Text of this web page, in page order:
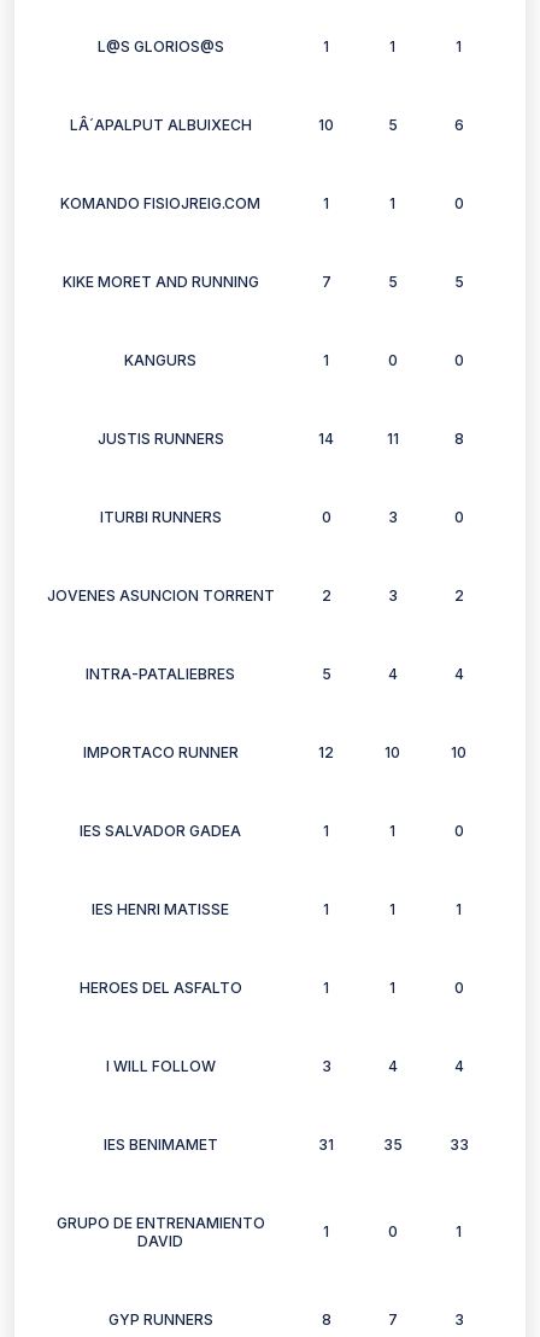
L@S GLORIOS@S 1 1 1
LÂ´APALPUT ALBUIXECH 10 5 6
KOMANDO FISIOJREIG.COM 1 1 0
KIKE MORET AND RUNNING 7 5 5
KANGURS 1 0 0
JUSTIS RUNNERS 14 11 8
ITURBI RUNNERS 0 3 0
JOVENES ASUNCION TORRENT 2 3 2
INTRA-PATALIEBRES 5 4 4
IMPORTACO RUNNER 12 10 10
IES SALVADOR GADEA 1 1 0
IES HENRI MATISSE 1 1 1
HEROES DEL ASFALTO 1 1 0
I WILL FOLLOW 3 4 4
IES BENIMAMET 31 35 33
GRUPO DE ENTRENAMIENTO
DAVID
1 0 1
GYP RUNNERS 8 7 3